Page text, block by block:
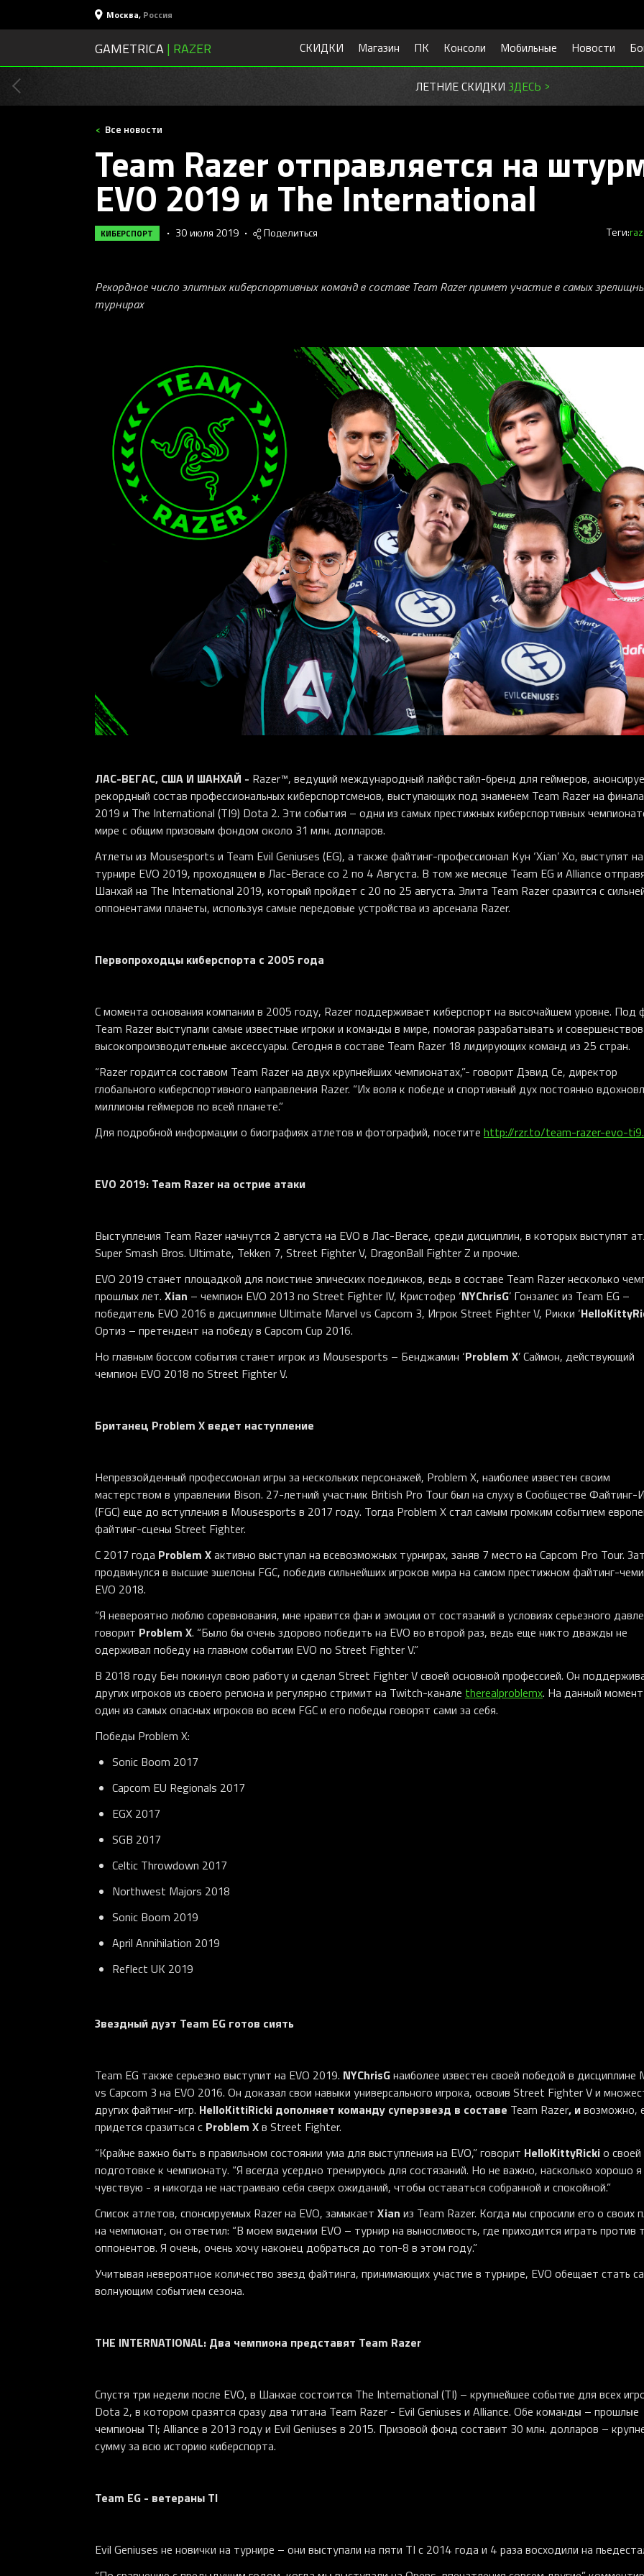
Москва, Россия
GAMETRICA | RAZER СКИДКИ Магазин ПК Консоли Мобильные Новости
ЛЕТНИЕ СКИДКИ ЗДЕСЬ >
Все новости
Team Razer отправляется на
EVO 2019 и The International
КИБЕРСПОРТ • 30 июля 2019 • Поделиться Теги:
Рекордное число элитных киберспортивных команд в составе Team Razer примет участие в самых
турнирах
ЛАС-ВЕГАС, США И ШАНХАЙ - Razer™, ведущий международный лайфстайл-бренд для геймеров,
рекордный состав профессиональных киберспортсменов, выступающих под знаменем Team Razer на
2019 и The International (TI9) Dota 2. Эти события – одни из самых престижных киберспортивных
мире с общим призовым фондом около 31 млн. долларов.
Атлеты из Mousesports и Team Evil Geniuses (EG), а также файтинг-профессионал Кун ‘Xian’ Хо, выступят на
турнире EVO 2019, проходящем в Лас-Вегасе со 2 по 4 Августа. В том же месяце Team EG и Alliance
Шанхай на The International 2019, который пройдет с 20 по 25 августа. Элита Team Razer сразится с
оппонентами планеты, используя самые передовые устройства из арсенала Razer.
Первопроходцы киберспорта с 2005 года
С момента основания компании в 2005 году, Razer поддерживает киберспорт на высочайшем уровне. Под
Team Razer выступали самые известные игроки и команды в мире, помогая разрабатывать и
высокопроизводительные аксессуары. Сегодня в составе Team Razer 18 лидирующих команд из 25 стран.
“Razer гордится составом Team Razer на двух крупнейших чемпионатах,”- говорит Дэвид Се, директор
глобального киберспортивного направления Razer. “Их воля к победе и спортивный дух постоянно
миллионы геймеров по всей планете.”
Для подробной информации о биографиях атлетов и фотографий, посетите http://rzr.to/team-razer-evo-ti9.
EVO 2019: Team Razer на острие атаки
Выступления Team Razer начнутся 2 августа на EVO в Лас-Вегасе, среди дисциплин, в которых выступят
Super Smash Bros. Ultimate, Tekken 7, Street Fighter V, DragonBall Fighter Z и прочие.
EVO 2019 станет площадкой для поистине эпических поединков, ведь в составе Team Razer несколько
прошлых лет. Xian – чемпион EVO 2013 по Street Fighter IV, Кристофер ‘NYChrisG’ Гонзалес из Team EG –
победитель EVO 2016 в дисциплине Ultimate Marvel vs Capcom 3, Игрок Street Fighter V, Рикки ‘
Ортиз – претендент на победу в Capcom Cup 2016.
Но главным боссом события станет игрок из Mousesports – Бенджамин ‘Problem X’ Саймон, действующий
чемпион EVO 2018 по Street Fighter V.
Британец Problem X ведет наступление
Непревзойденный профессионал игры за нескольких персонажей, Problem X, наиболее известен своим
мастерством в управлении Bison. 27-летний участник British Pro Tour был на слуху в Сообществе Файтинг-
(FGC) еще до вступления в Mousesports в 2017 году. Тогда Problem X стал самым громким cобытием
файтинг-сцены Street Fighter.
С 2017 года Problem Xактивно выступал на всевозможных турнирах, заняв 7 место на Capcom Pro Tour.
продвинулся в высшие эшелоны FGC, победив сильнейших игроков мира на самом престижном файтинг-
EVO 2018.
“Я невероятно люблю соревнования, мне нравится фан и эмоции от состязаний в условиях серьезного
говорит Problem X. “Было бы очень здорово победить на EVO во второй раз, ведь еще никто дважды не
одерживал победу на главном событии EVO по Street Fighter V.”
В 2018 году Бен покинул свою работу и сделал Street Fighter V своей основной профессией. Он
других игроков из своего региона и регулярно стримит на Twitch-канале therealproblemx. На данный
один из самых опасных игроков во всем FGC и его победы говорят сами за себя.
Победы Problem X:
Sonic Boom 2017
Capcom EU Regionals 2017
EGX 2017
SGB 2017
Celtic Throwdown 2017
Northwest Majors 2018
Sonic Boom 2019
April Annihilation 2019
Reflect UK 2019
Звездный дуэт Team EG готов сиять
Team EG также серьезно выступит на EVO 2019. NYChrisGнаиболее известен своей победой в дисциплине
vs Capcom 3 на EVO 2016. Он доказал свои навыки универсального игрока, освоив Street Fighter V и
других файтинг-игр. HelloKittiRicki дополняет команду суперзвезд в составе Team Razer, ивозможно,
придется сразиться с Problem Xв Street Fighter.
“Крайне важно быть в правильном состоянии ума для выступления на EVO,” говорит HelloKittyRickiо своей
подготовке к чемпионату. “Я всегда усердно тренируюсь для состязаний. Но не важно, насколько хорошо я
чувствую - я никогда не настраиваю себя сверх ожиданий, чтобы оставаться собранной и спокойной.”
Список атлетов, спонсируемых Razer на EVO, замыкает Xian из Team Razer. Когда мы спросили его о своих
на чемпионат, он ответил: “В моем видении EVO – турнир на выносливость, где приходится играть против
оппонентов. Я очень, очень хочу наконец добраться до топ-8 в этом году.”
Учитывая невероятное количество звезд файтинга, принимающих участие в турнире, EVO обещает стать
волнующим событием сезона.
THE INTERNATIONAL: Два чемпиона представят Team Razer
Спустя три недели после EVO, в Шанхае состоится The International (TI) – крупнейшее событие для всех
Dota 2, в котором сразятся сразу два титана Team Razer - Evil Geniuses и Alliance. Обе команды – прошлые
чемпионы TI; Alliance в 2013 году и Evil Geniuses в 2015. Призовой фонд составит 30 млн. долларов –
сумму за всю историю киберспорта.
Team EG - ветераны TI
Evil Geniuses не новички на турнире – они выступали на пяти TI с 2014 года и 4 раза восходили на